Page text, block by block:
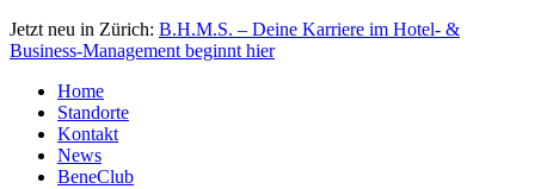
Jetzt neu in Zürich: B.H.M.S. – Deine Karriere im Hotel- &
Business-Management beginnt hier
Home
Standorte
Kontakt
News
BeneClub